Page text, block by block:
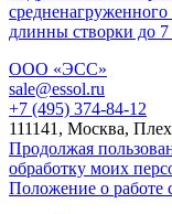
длинны створки до
ООО «ЭСС»
sale@essol.ru
+7 (495) 374-84-12
111141, Москва,
Продолжая
обработку моих
Положение о работе